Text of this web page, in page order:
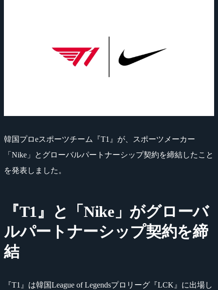
韓国プロeスポーツチーム『T1』が、スポーツメーカー
「Nike」とグローバルパートナーシップ契約を締結したこと
を発表しました。
『T1』と「Nike」がグローバ
ルパートナーシップ契約を締
結
『T1』は韓国League of Legendsプロリーグ『LCK』に出場し